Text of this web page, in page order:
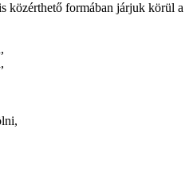
közérthető formában járjuk körül a